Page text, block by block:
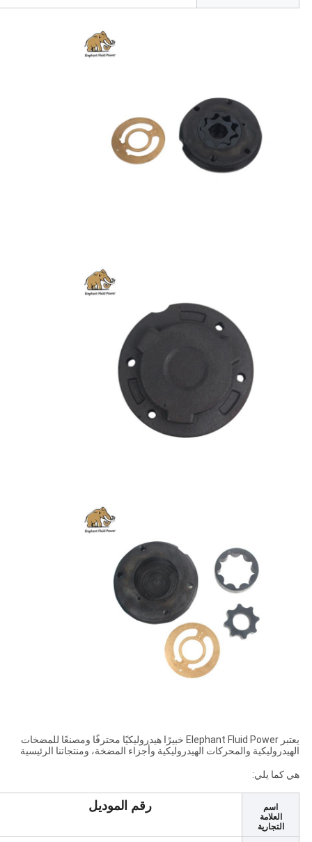
يعتبر Elephant Fluid Power خبيرًا هيدروليكيًا محترفًا ومصنعًا للمضخات
الهيدروليكية والمحركات الهيدروليكية وأجزاء المضخة، ومنتجاتنا الرئيسية
هي كما يلي:
اسم
العلامة
التجارية
رقم الموديل